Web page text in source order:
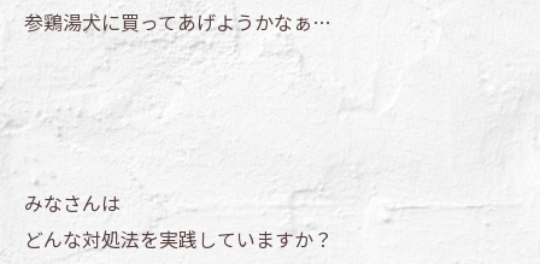
参鶏湯犬に買ってあげようかなぁ…
みなさんは
どんな対処法を実践していますか？